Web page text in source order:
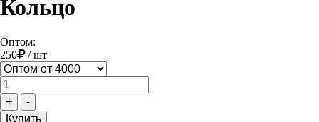
Кольцо
Оптом:
250
/шт
+ -